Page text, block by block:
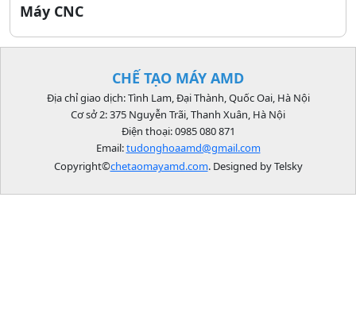
Máy CNC
CHẾ TẠO MÁY AMD
Địa chỉ giao dịch: Tình Lam, Đại Thành, Quốc Oai, Hà Nội
Cơ sở 2: 375 Nguyễn Trãi, Thanh Xuân, Hà Nội
Điện thoại: 0985 080 871
Email:tudonghoaamd@gmail.com
Copyright©chetaomayamd.com. Designed by Telsky